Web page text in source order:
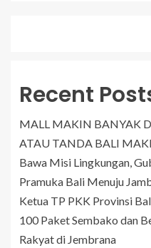
Recent
MALL MAKIN BANYAK
ATAU TANDA BALI
Bawa Misi Lingkungan,
Pramuka Bali Menuju
Ketua TP PKK Provinsi
100 Paket Sembako dan
Rakyat di Jembrana